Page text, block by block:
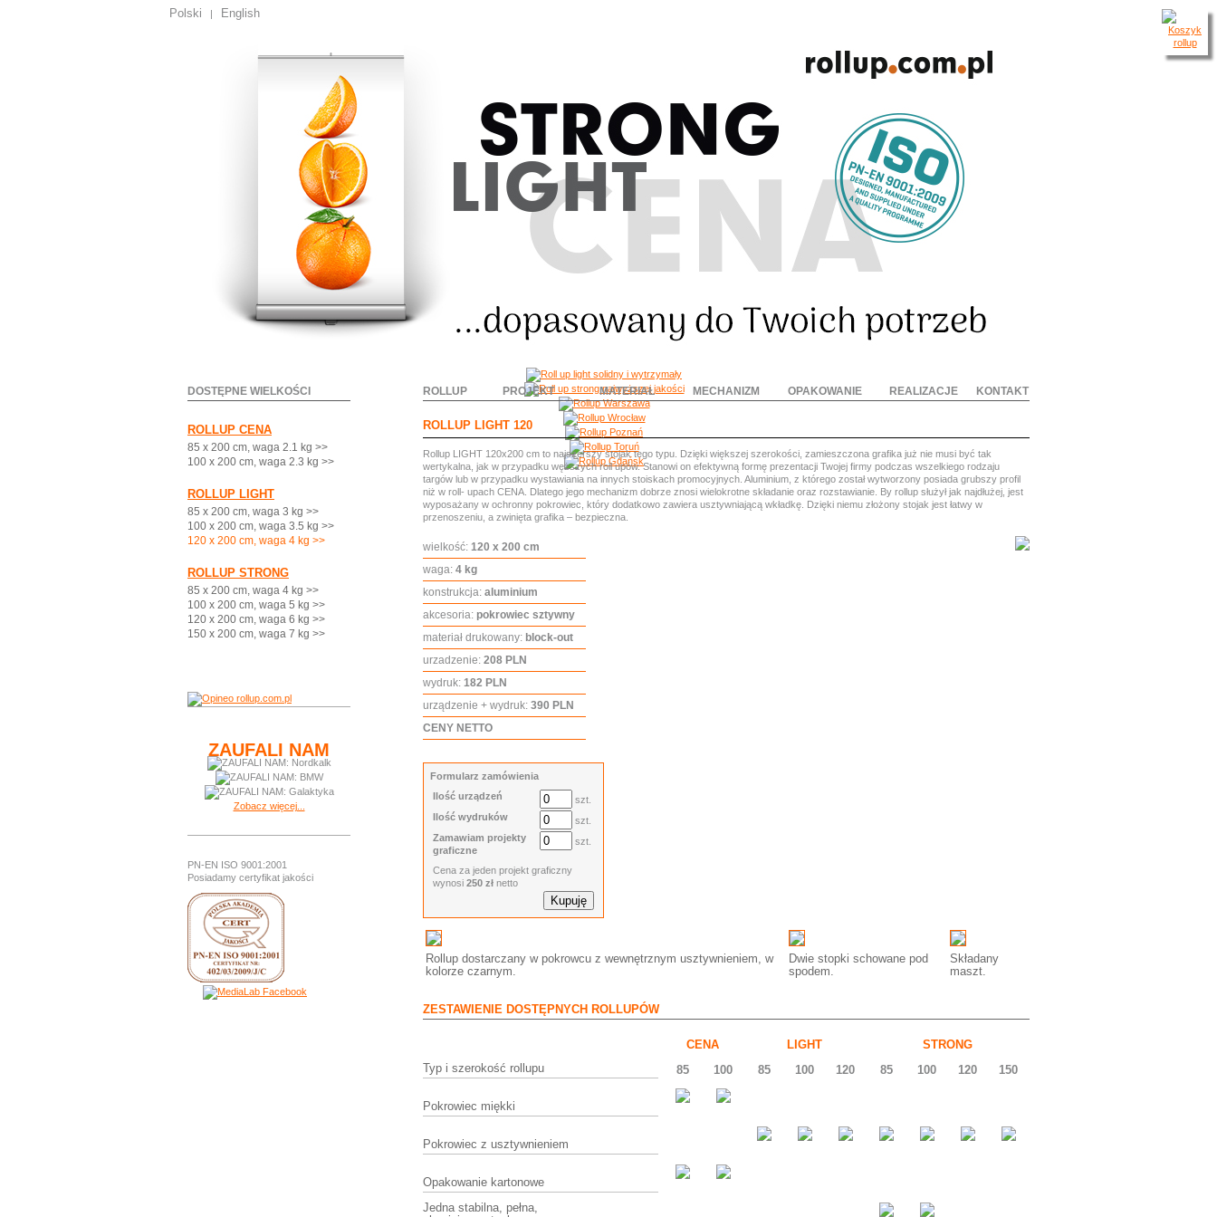
Polski | English
DOSTĘPNE WIELKOŚCI
ROLLUP CENA
85 x 200 cm, waga 2.1 kg >>
100 x 200 cm, waga 2.3 kg >>
ROLLUP LIGHT
85 x 200 cm, waga 3 kg >>
100 x 200 cm, waga 3.5 kg >>
120 x 200 cm, waga 4 kg >>
ROLLUP STRONG
85 x 200 cm, waga 4 kg >>
100 x 200 cm, waga 5 kg >>
120 x 200 cm, waga 6 kg >>
150 x 200 cm, waga 7 kg >>
ZAUFALI NAM
Zobacz więcej...
PN-EN ISO 9001:2001
Posiadamy certyfikat jakości
ROLLUP PROJEKT MATERIAŁ MECHANIZM OPAKOWANIE REALIZACJE KONTAKT
ROLLUP LIGHT 120
Rollup LIGHT 120x200 cm to najszerszy stojak tego typu. Dzięki większej szerokości, zamieszczona grafika już nie musi być tak
wertykalna, jak w przypadku węższych roll upów. Stanowi on efektywną formę prezentacji Twojej firmy podczas wszelkiego rodzaju
targów lub w przypadku wystawiania na innych stoiskach promocyjnych. Aluminium, z którego został wytworzony posiada grubszy profil
niż w roll- upach CENA. Dlatego jego mechanizm dobrze znosi wielokrotne składanie oraz rozstawianie. By rollup służył jak najdłużej, jest
wyposażany w ochronny pokrowiec, który dodatkowo zawiera usztywniającą wkładkę. Dzięki niemu złożony stojak jest łatwy w
przenoszeniu, a zwinięta grafika – bezpieczna.
wielkość: 120 x 200 cm
waga: 4 kg
konstrukcja: aluminium
akcesoria: pokrowiec sztywny
materiał drukowany: block-out
urzadzenie: 208 PLN
wydruk: 182 PLN
urządzenie + wydruk: 390 PLN
CENY NETTO
Formularz zamówienia
Ilość urządzeń
szt.
Ilość wydruków
szt.
Zamawiam projekty
graficzne
szt.
Cena za jeden projekt graficzny
wynosi 250 zł netto
Rollup dostarczany w pokrowcu z wewnętrznym usztywnieniem, w
kolorze czarnym.
Dwie stopki schowane pod
spodem.
Składany
maszt.
ZESTAWIENIE DOSTĘPNYCH ROLLUPÓW
CENA LIGHT
STRONG
Typ i szerokość rollupu
85 100 85 100 120 85 100 120 150
Pokrowiec miękki
Pokrowiec z usztywnieniem
Opakowanie kartonowe
Jedna stabilna, pełna,